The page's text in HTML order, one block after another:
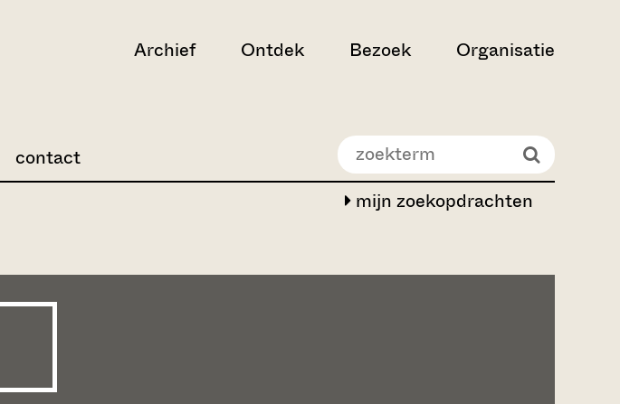
Archief Ontdek Bezoek Organisatie
mijn zoekopdrachten
contact